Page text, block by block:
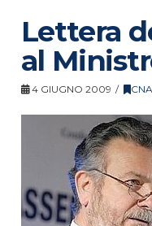
Lettera
al
4 GIUGNO 2009